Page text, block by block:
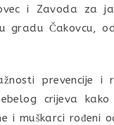
i Zavoda za
gradu Čakovcu,
prevencije i
crijeva
i muškarci rođeni